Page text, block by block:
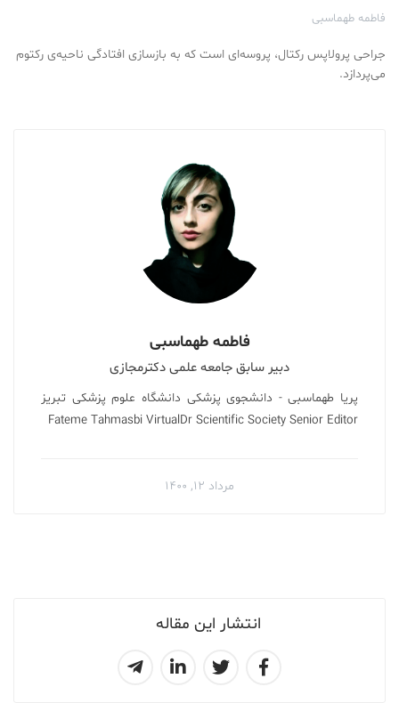
انتشار این مقاله
فاطمه طهماسبی
جراحی پرولاپس رکتال، پروسه‌ای است که به بازسازی افتادگی ناحیه‌ی رکتوم
می‌پردازد.
فاطمه طهماسبی
دبیر سابق جامعه علمی دکترمجازی
پریا طهماسبی - دانشجوی پزشکی دانشگاه علوم پزشکی تبریز
Fateme Tahmasbi VirtualDr Scientific Society Senior Editor
مرداد ۱۲, ۱۴۰۰